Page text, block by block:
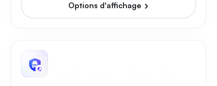
Options d'affichage